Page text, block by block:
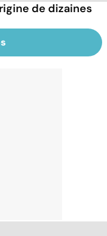
de dizaines